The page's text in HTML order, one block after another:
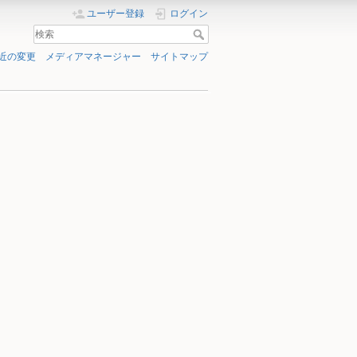
ユーザー登録 ログイン
の変更 メディアマネージャー サイトマップ